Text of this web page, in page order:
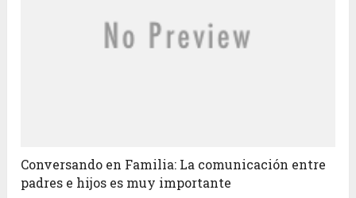
Conversando en Familia: La comunicación entre
padres e hijos es muy importante